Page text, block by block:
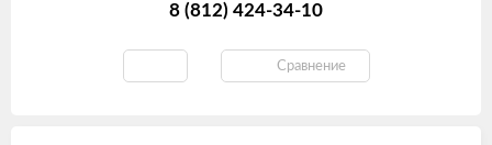
8 (812) 424-34-10
Сравнение